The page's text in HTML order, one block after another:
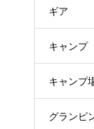
ギア
キャンプ
キャンプ
グランピ